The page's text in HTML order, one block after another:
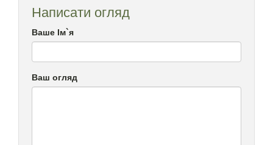
Написати огляд
Ваше Ім`я
Ваш огляд